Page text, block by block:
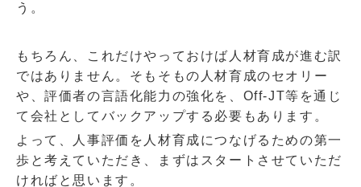
う。
もちろん、これだけやっておけば人材育成が進む訳
ではありません。そもそもの人材育成のセオリー
や、評価者の言語化能力の強化を、 Off-JT等を通じ
て会社としてバックアップする必要もあります。
よって、人事評価を人材育成につなげるための第一
歩と考えていただき、まずはスタートさせていただ
ければと思います。